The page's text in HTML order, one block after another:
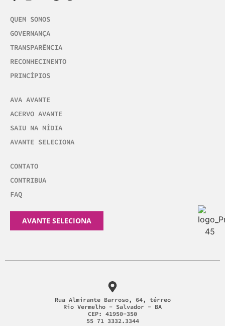
QUEM SOMOS
GOVERNANÇA
TRANSPARÊNCIA
RECONHECIMENTO
PRINCÍPIOS
AVA AVANTE
ACERVO AVANTE
SAIU NA MÍDIA
AVANTE SELECIONA
CONTATO
CONTRIBUA
FAQ
AVANTE SELECIONA
Rua Almirante Barroso, 64, térreo
Rio Vermelho - Salvador - BA
CEP: 41950-350
55 71 3332.3344